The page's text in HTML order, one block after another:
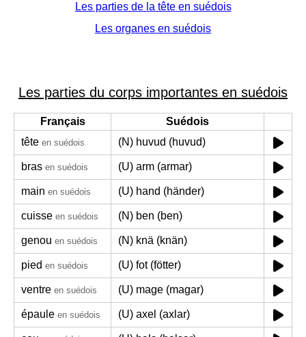
Les parties de la tête en suédois
Les organes en suédois
Les parties du corps importantes en suédois
Français
Suédois
tête en suédois (N) huvud (huvud)
bras en suédois (U) arm (armar)
main en suédois (U) hand (händer)
cuisse en suédois (N) ben (ben)
genou en suédois (N) knä (knän)
pied en suédois (U) fot (fötter)
ventre en suédois (U) mage (magar)
épaule en suédois (U) axel (axlar)